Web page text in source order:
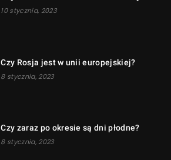
10 stycznia, 2023
Czy Rosja jest w unii europejskiej?
8 stycznia, 2023
Czy zaraz po okresie są dni płodne?
8 stycznia, 2023